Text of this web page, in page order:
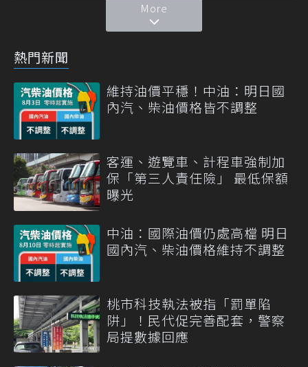
More
熱門新聞
維持油價平穩！中油：明日國
內汽、柴油價格皆不調整
客運、遊覽車、計程車強制加
保「第三人責任險」 最低保額
曝光
中油：國際油價仍處高檔 明日
國內汽、柴油價格維持不調整
桃市科技執法被指「罰單陷
阱」！民代促完善配套，警察
局提數據回應